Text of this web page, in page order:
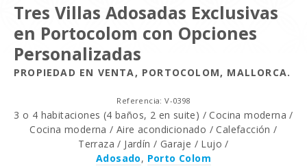
Tres Villas Adosadas Exclusivas
en Portocolom con Opciones
Personalizadas
PROPIEDAD EN VENTA, PORTOCOLOM, MALLORCA.
Referencia: V-0398
3 o 4 habitaciones (4 baños, 2 en suite) / Cocina moderna /
Cocina moderna / Aire acondicionado / Calefacción /
Terraza / Jardín / Garaje / Lujo /
Adosado, Porto Colom